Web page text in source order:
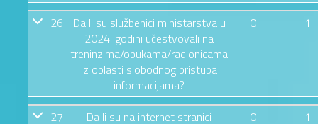
26
Da li su službenici ministarstva u
2024. godini učestvovali na
treninzima/obukama/radionicama
iz oblasti slobodnog pristupa
informacijama?
0 1
27
Da li su na internet stranici
0 1